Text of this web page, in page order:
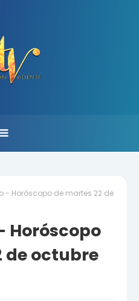
- Horóscopo de martes 22 de
Horóscopo
de octubre